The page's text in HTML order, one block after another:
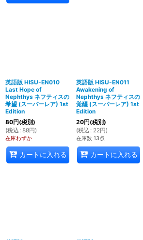
英語版 HISU-EN010
Last Hope of
Nephthys ネフティスの
希望 (スーパーレア) 1st
Edition
80円(税別)
(税込 : 88円)
在庫わずか
カートに入れる
英語版 HISU-EN011
Awakening of
Nephthys ネフティスの
覚醒 (スーパーレア) 1st
Edition
20円(税別)
(税込 : 22円)
在庫数 13点
カートに入れる